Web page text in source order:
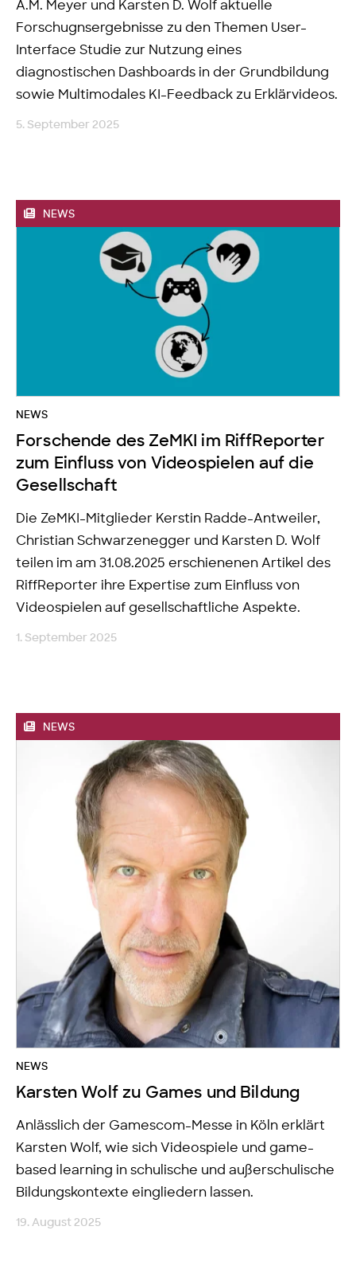
A.M. Meyer und Karsten D. Wolf aktuelle
Forschugnsergebnisse zu den Themen User-
Interface Studie zur Nutzung eines
diagnostischen Dashboards in der Grundbildung
sowie Multimodales KI-Feedback zu Erklärvideos.
5. September 2025
NEWS
NEWS
Forschende des ZeMKI im RiffReporter
zum Einfluss von Videospielen auf die
Gesellschaft
Die ZeMKI-Mitglieder Kerstin Radde-Antweiler,
Christian Schwarzenegger und Karsten D. Wolf
teilen im am 31.08.2025 erschienenen Artikel des
RiffReporter ihre Expertise zum Einfluss von
Videospielen auf gesellschaftliche Aspekte.
1. September 2025
NEWS
NEWS
Karsten Wolf zu Games und Bildung
Anlässlich der Gamescom-Messe in Köln erklärt
Karsten Wolf, wie sich Videospiele und game-
based learning in schulische und außerschulische
Bildungskontexte eingliedern lassen.
19. August 2025